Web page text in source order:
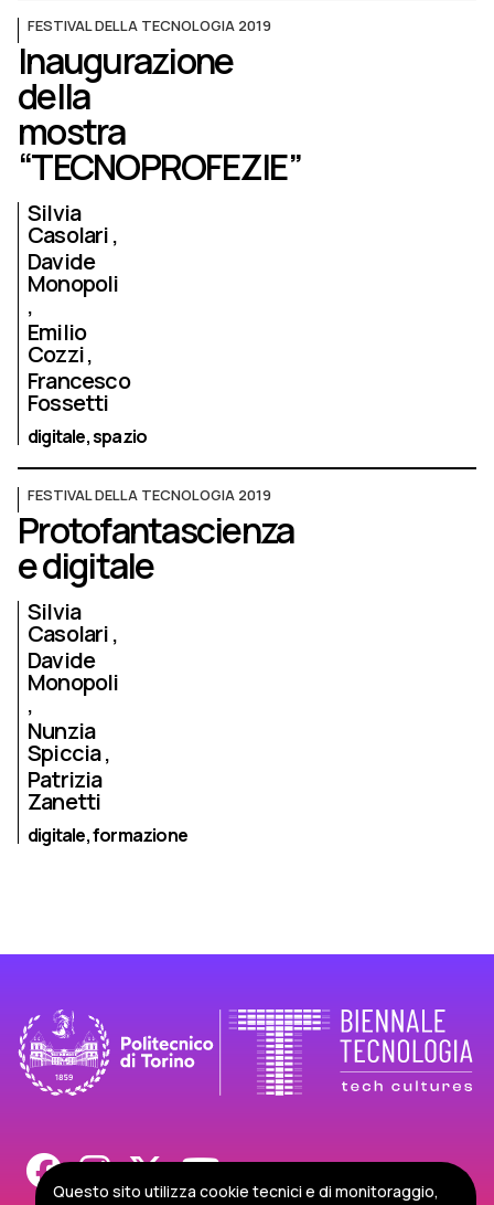
FESTIVAL DELLA TECNOLOGIA 2019
Inaugurazione
della
mostra
“TECNOPROFEZIE”
Silvia
Casolari
Davide
Monopoli
Emilio
Cozzi
Francesco
Fossetti
digitale,spazio
FESTIVAL DELLA TECNOLOGIA 2019
Protofantascienza
e digitale
Silvia
Casolari
Davide
Monopoli
Nunzia
Spiccia
Patrizia
Zanetti
digitale,formazione
Questo sito utilizza cookie tecnici e di monitoraggio,